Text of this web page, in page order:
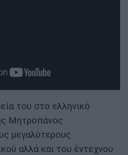
του στο ελληνικό
Μητροπάνος
μεγαλύτερους
αλλά και του έντεχνου